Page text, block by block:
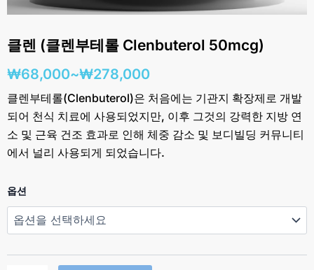
클렌 (클렌부테롤 Clenbuterol 50mcg)
₩68,000~₩278,000가
격
범
위:
클렌부테롤(Clenbuterol)은 처음에는 기관지 확장제로 개발
되어 천식 치료에 사용되었지만, 이후 그것의 강력한 지방 연
소 및 근육 건조 효과로 인해 체중 감소 및 보디빌딩 커뮤니티
에서 널리 사용되게 되었습니다.
옵션
클
(클
렌
테